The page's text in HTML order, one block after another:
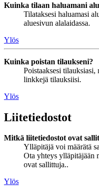
Kuinka tilaan haluamani
Tilataksesi haluamasi
aluesivun alalaidassa.
Ylös
Kuinka poistan tilaukseni?
Poistaaksesi tilauksiasi,
linkkejä tilauksiisi.
Ylös
Liitetiedostot
Mitkä liitetiedostot ovat
Ylläpitäjä voi määrätä
Ota yhteys ylläpitäjään
ovat sallittuja..
Ylös